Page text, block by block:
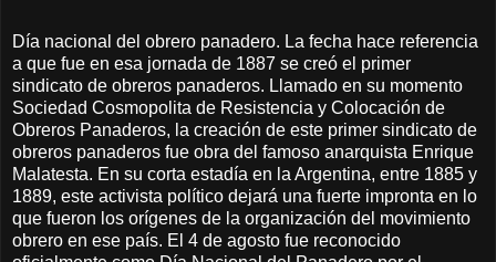
Día nacional del obrero panadero. La fecha hace referencia
a que fue en esa jornada de 1887 se creó el primer
sindicato de obreros panaderos. Llamado en su momento
Sociedad Cosmopolita de Resistencia y Colocación de
Obreros Panaderos, la creación de este primer sindicato de
obreros panaderos fue obra del famoso anarquista Enrique
Malatesta. En su corta estadía en la Argentina, entre 1885 y
1889, este activista político dejará una fuerte impronta en lo
que fueron los orígenes de la organización del movimiento
obrero en ese país. El 4 de agosto fue reconocido